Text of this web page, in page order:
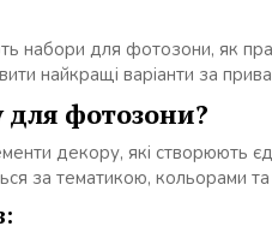
набори для фотозони, як
найкращі варіанти за
фотозони?
декору, які створюють
за тематикою, кольорами та